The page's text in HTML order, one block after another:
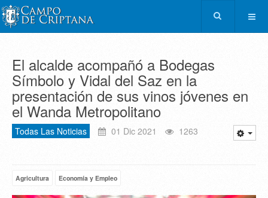
El alcalde acompañó a Bodegas
Símbolo y Vidal del Saz en la
presentación de sus vinos jóvenes en
el Wanda Metropolitano
Todas Las Noticias 01 Dic 2021 1263
Agricultura Economía y Empleo